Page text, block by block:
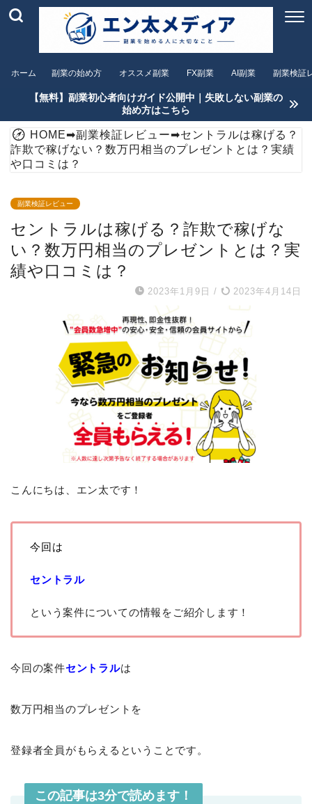
ホーム 副業の始め方 オススメ副業 FX副業 AI副業 副業検証
【無料】副業初心者向けガイド公開中｜失敗しない副業の
始め方はこちら
HOME➡副業検証レビュー➡セントラルは稼げる？
詐欺で稼げない？数万円相当のプレゼントとは？実績
や口コミは？
副業検証レビュー
セントラルは稼げる？詐欺で稼げな
い？数万円相当のプレゼントとは？実
績や口コミは？
2023年1月9日 / 2023年4月14日
こんにちは、エン太です！
今回は
セントラル
という案件についての情報をご紹介します！
今回の案件セントラルは
数万円相当のプレゼントを
登録者全員がもらえるということです。
この記事は3分で読めます！